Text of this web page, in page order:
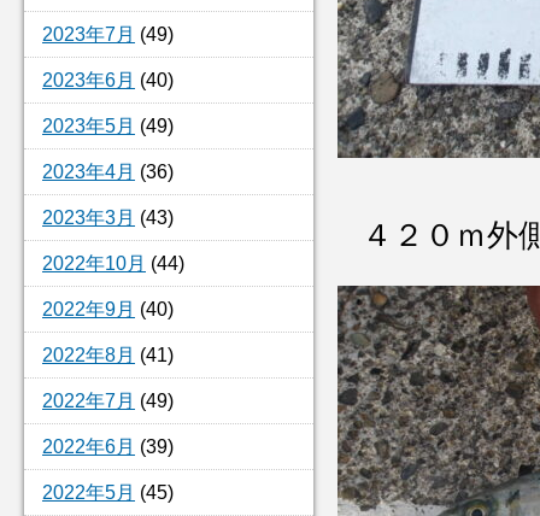
2023年7月 (49)
2023年6月 (40)
2023年5月 (49)
2023年4月 (36)
2023年3月 (43)
2022年10月 (44)
2022年9月 (40)
2022年8月 (41)
2022年7月 (49)
2022年6月 (39)
2022年5月 (45)
４２０ｍ